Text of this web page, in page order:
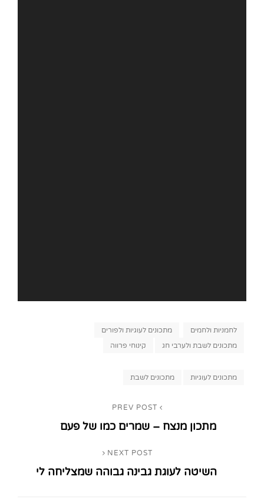
Categories
לחמניות ולחמים
מתכונים לעוגיות ולפורים
מתכונים לשבת ולערבי חג
קינוחי פרווה
Tags,מתכונים לעוגיות מתכונים לשבת
PREV POST
מתכון מנצח – שמרים כמו של פעם
Post
NEXT POST
השיטה לעוגת גבינה גבוהה שמצליחה לי